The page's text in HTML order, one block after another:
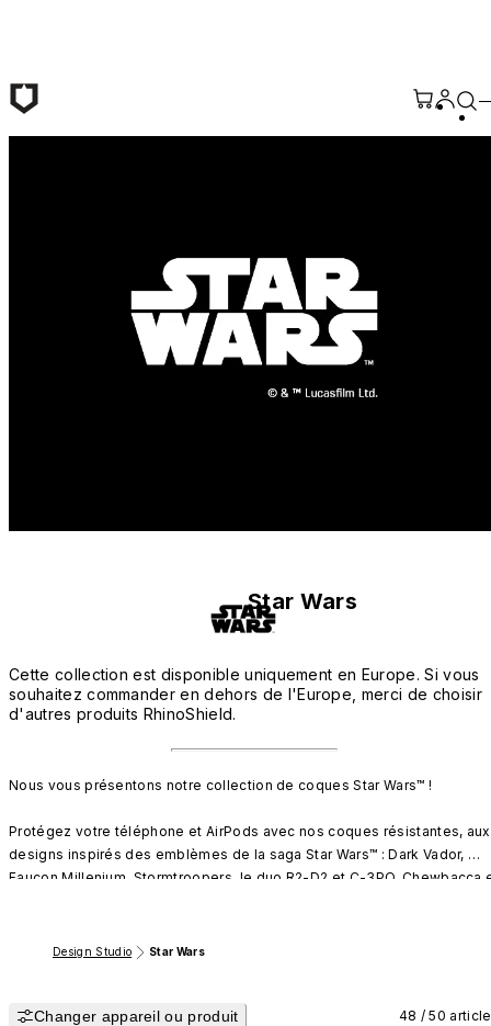
Star Wars
Cette collection est disponible uniquement en Europe. Si vous
souhaitez commander en dehors de l'Europe, merci de choisir
d'autres produits RhinoShield.
Nous vous présentons notre collection de coques Star Wars™ !
Protégez votre téléphone et AirPods avec nos coques résistantes, aux
designs inspirés des emblèmes de la saga Star Wars™ : Dark Vador,
Faucon Millenium, Stormtroopers, le duo R2-D2 et C-3PO, Chewbacca
Montrez de quel côté de la Force vous êtes avec des motifs et
Design Studio Star Wars
Changer appareil ou produit 48 / 50